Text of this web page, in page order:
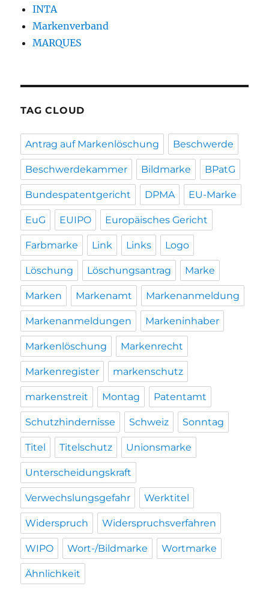
INTA
Markenverband
MARQUES
TAG CLOUD
Antrag auf Markenlöschung Beschwerde
Beschwerdekammer Bildmarke BPatG
Bundespatentgericht DPMA EU-Marke
EuG EUIPO Europäisches Gericht
Farbmarke Link Links Logo
Löschung Löschungsantrag Marke
Marken Markenamt Markenanmeldung
Markenanmeldungen Markeninhaber
Markenlöschung Markenrecht
Markenregister markenschutz
markenstreit Montag Patentamt
Schutzhindernisse Schweiz Sonntag
Titel Titelschutz Unionsmarke
Unterscheidungskraft
Verwechslungsgefahr Werktitel
Widerspruch Widerspruchsverfahren
WIPO Wort-/Bildmarke Wortmarke
Ähnlichkeit